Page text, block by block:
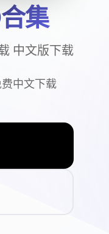
集
中文版下载
中文下载